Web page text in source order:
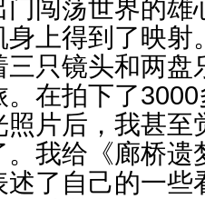
门闯荡世界的
身上得到了映
三只镜头和两
。在拍下了
照片后，我甚
。我给《廊桥
述了自己的一